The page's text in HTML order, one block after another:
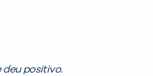
deu positivo.